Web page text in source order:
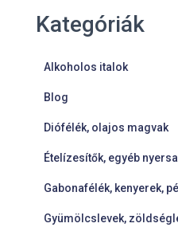
Kategóriák
Alkoholos italok
Blog
Diófélék, olajos magvak
Ételízesítők, egyéb
Gabonafélék, kenyerek,
Gyümölcslevek,